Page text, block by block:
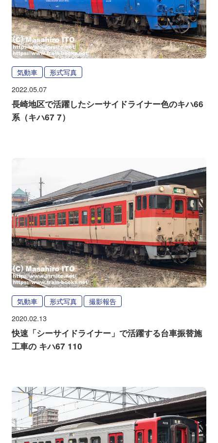
気動車 形式写真
2022.05.07
長崎地区で活躍したシーサイドライナー色のキハ66
系（キハ67 7）
気動車 形式写真 撮影報告
2020.02.13
快速「シーサイドライナー」で活躍する台車振替施
工車の キハ67 110